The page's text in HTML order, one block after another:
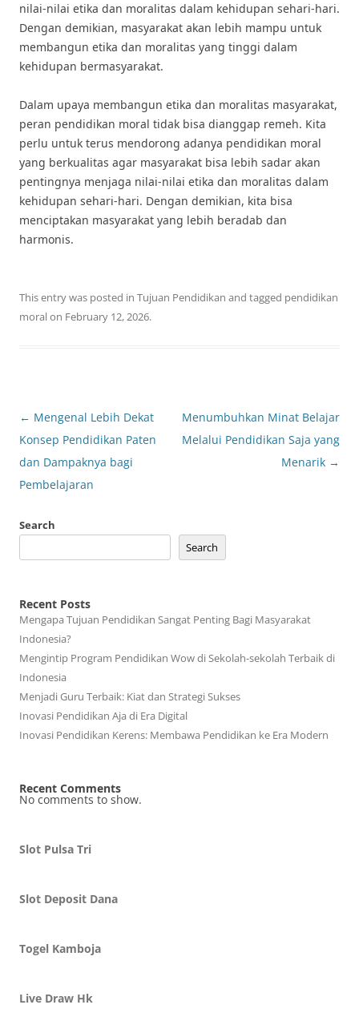
nilai-nilai etika dan moralitas dalam kehidupan sehari-hari.
Dengan demikian, masyarakat akan lebih mampu untuk
membangun etika dan moralitas yang tinggi dalam
kehidupan bermasyarakat.
Dalam upaya membangun etika dan moralitas masyarakat,
peran pendidikan moral tidak bisa dianggap remeh. Kita
perlu untuk terus mendorong adanya pendidikan moral
yang berkualitas agar masyarakat bisa lebih sadar akan
pentingnya menjaga nilai-nilai etika dan moralitas dalam
kehidupan sehari-hari. Dengan demikian, kita bisa
menciptakan masyarakat yang lebih beradab dan
harmonis.
This entry was posted in Tujuan Pendidikan and tagged pendidikan
moralon February 12, 2026.
Post
navigation
← Mengenal Lebih Dekat
Konsep Pendidikan Paten
dan Dampaknya bagi
Pembelajaran
Menumbuhkan Minat Belajar
Melalui Pendidikan Saja yang
Menarik →
Search
Search
Recent Posts
Mengapa Tujuan Pendidikan Sangat Penting Bagi Masyarakat
Indonesia?
Mengintip Program Pendidikan Wow di Sekolah-sekolah Terbaik di
Indonesia
Menjadi Guru Terbaik: Kiat dan Strategi Sukses
Inovasi Pendidikan Aja di Era Digital
Inovasi Pendidikan Kerens: Membawa Pendidikan ke Era Modern
Recent Comments
No comments to show.
Slot Pulsa Tri
Slot Deposit Dana
Togel Kamboja
Live Draw Hk